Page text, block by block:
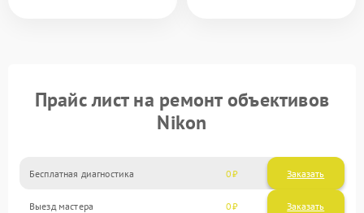
Прайс лист на ремонт объективов
Nikon
Бесплатная диагностика 0 Заказать
Выезд мастера 0 Заказать